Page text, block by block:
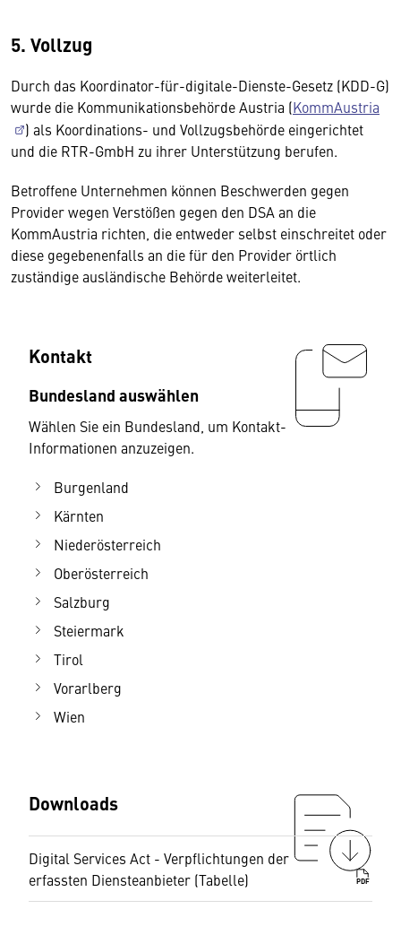
5. Vollzug
Durch das Koordinator-für-digitale-Dienste-Gesetz (KDD-G)
wurde die Kommunikationsbehörde Austria (KommAustria
) als Koordinations- und Vollzugsbehörde eingerichtet
und die RTR-GmbH zu ihrer Unterstützung berufen.
Betroffene Unternehmen können Beschwerden gegen
Provider wegen Verstößen gegen den DSA an die
KommAustria richten, die entweder selbst einschreitet oder
diese gegebenenfalls an die für den Provider örtlich
zuständige ausländische Behörde weiterleitet.
Kontakt
Bundesland auswählen
Wählen Sie ein Bundesland, um Kontakt-
Informationen anzuzeigen.
Burgenland
Kärnten
Niederösterreich
Oberösterreich
Salzburg
Steiermark
Tirol
Vorarlberg
Wien
Downloads
Digital Services Act - Verpflichtungen der
erfassten Diensteanbieter (Tabelle)
PDF